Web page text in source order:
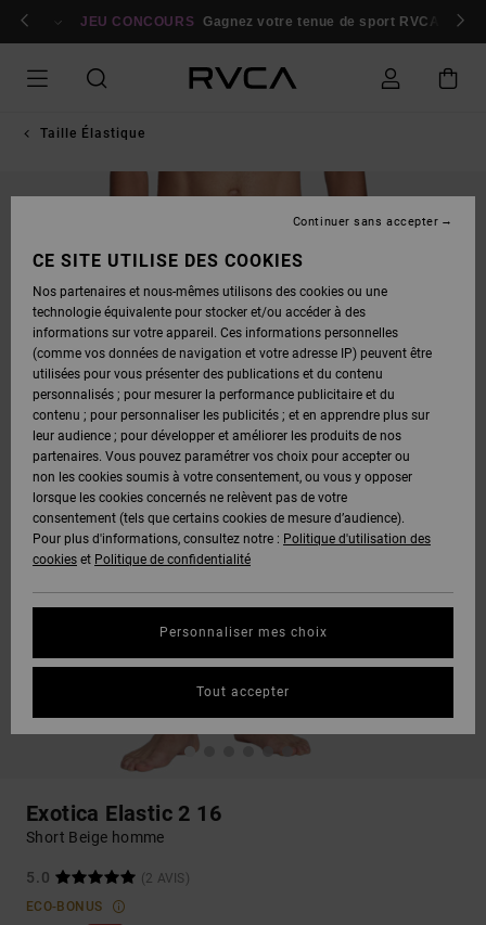
Se connecter / s'inscrire
JEU CONCOURS Gagnez votre tenue de sport RVCA
Taille Élastique
Exotica Elastic 2 16
Short Beige homme
5.0
(2 AVIS)
ECO-BONUS
CE SITE UTILISE DES COOKIES
Nos partenaires et nous-mêmes utilisons des cookies ou une
technologie équivalente pour stocker et/ou accéder à des
informations sur votre appareil. Ces informations personnelles
(comme vos données de navigation et votre adresse IP) peuvent être
utilisées pour vous présenter des publications et du contenu
personnalisés ; pour mesurer la performance publicitaire et du
contenu ; pour personnaliser les publicités ; et en apprendre plus sur
leur audience ; pour développer et améliorer les produits de nos
partenaires. Vous pouvez paramétrer vos choix pour accepter ou
non les cookies soumis à votre consentement, ou vous y opposer
lorsque les cookies concernés ne relèvent pas de votre
consentement (tels que certains cookies de mesure d’audience).
Pour plus d'informations, consultez notre : Politique d'utilisation des
cookies et Politique de confidentialité
Personnaliser mes choix
Continuer sans accepter
Tout accepter